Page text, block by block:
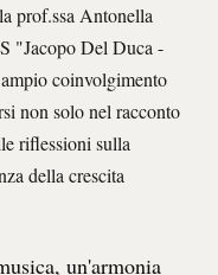
prof.ssa Antonella
"Jacopo Del Duca -
coinvolgimento
non solo nel racconto
riflessioni sulla
della crescita
un'armonia